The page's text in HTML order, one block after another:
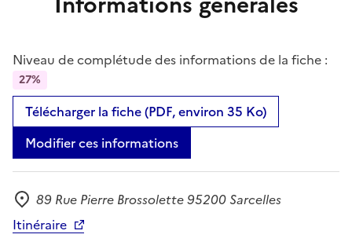
Niveau de complétude des informations de la fiche :
27%
Télécharger la fiche (PDF, environ 35 Ko)
Modifier ces informations
Adresse
89 Rue Pierre Brossolette 95200 Sarcelles
Itinéraire